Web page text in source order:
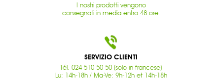
I nostri prodotti vengono
consegnati in media entro 48 ore.
SERVIZIO CLIENTI
Tél. 024 510 50 50 (solo in francese)
Lu: 14h-18h / Ma-Ve: 9h-12h et 14h-18h